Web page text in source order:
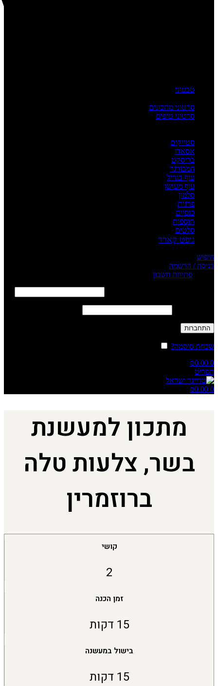
טבעוני
סרטוני מתכונים
סרטוני טיפים
סטייקים
אסאדו
בריסקט
המבורגר
עוף בגריל
עוף מעושן
סלמון
פרגית
כנפיים
תוספות
סלטים
גיפט קארד
חיפוש
כניסה / הרשמה
פתיחת חשבון
התחברות
שכחת סיסמה?
0
₪0.00
תפריט
0
₪0.00
מתכון למעשנת
בשר, צלעות טלה
ברוזמרין
קושי
2
זמן הכנה
15 דקות
בישול במעשנה
15 דקות